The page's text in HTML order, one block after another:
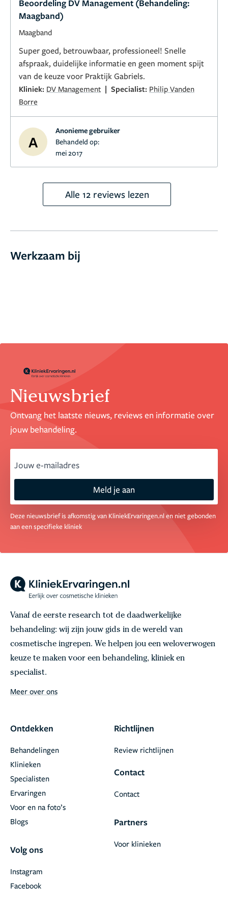
Beoordeling DV Management (Behandeling:
Maagband)
Maagband
Super goed, betrouwbaar, professioneel! Snelle
afspraak, duidelijke informatie en geen moment spijt
van de keuze voor Praktijk Gabriels.
Kliniek: DV Management | Specialist: Philip Vanden
Borre
A
Anonieme gebruiker
Behandeld op:
mei 2017
Alle 12 reviews lezen
Werkzaam bij
Nieuwsbrief
Ontvang het laatste nieuws, reviews en informatie over
jouw behandeling.
Meld je aan
Deze nieuwsbrief is afkomstig van KliniekErvaringen.nl en niet gebonden
aan een specifieke kliniek
Vanaf de eerste research tot de daadwerkelijke
behandeling: wij zijn jouw gids in de wereld van
cosmetische ingrepen. We helpen jou een weloverwogen
keuze te maken voor een behandeling, kliniek en
specialist.
Meer over ons
Ontdekken
Behandelingen
Klinieken
Specialisten
Ervaringen
Voor en na foto’s
Blogs
Volg ons
Facebook
Instagram
Richtlijnen
Review richtlijnen
Contact
Contact
Partners
Voor klinieken